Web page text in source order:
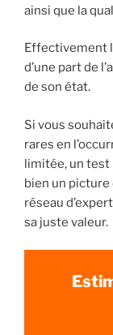
ainsi que la
Effectivement
d’une part de
de son état.
Si vous
rares en
limitée, un test
bien un picture
réseau
sa juste valeur.